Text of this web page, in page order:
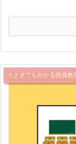
うさぎでも分かる懸賞教